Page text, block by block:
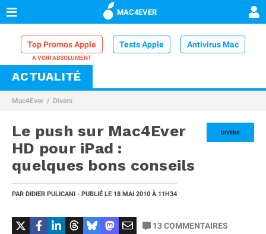
MAC4EVER
Top Promos Apple Tests Apple Antivirus Mac
VPN Mac
Comparatif iPhone
ACTUALITÉ
Mac4Ever Divers
DIVERS
Le push sur Mac4Ever
HD pour iPad :
quelques bons conseils
PAR DIDIER PULICANI - PUBLIÉ LE 18 MAI 2010 À 11H34
13COMMENTAIRES